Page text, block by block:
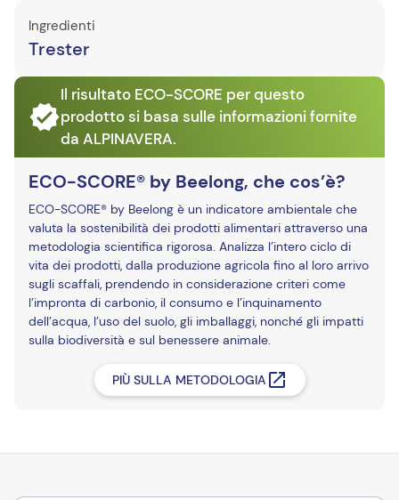
Ingredienti
Trester
Il risultato ECO-SCORE per questo
prodotto si basa sulle informazioni fornite
da ALPINAVERA.
ECO-SCORE® by Beelong, che cos’è?
ECO-SCORE® by Beelong è un indicatore ambientale che
valuta la sostenibilità dei prodotti alimentari attraverso una
metodologia scientifica rigorosa. Analizza l’intero ciclo di
vita dei prodotti, dalla produzione agricola fino al loro arrivo
sugli scaffali, prendendo in considerazione criteri come
l’impronta di carbonio, il consumo e l’inquinamento
dell’acqua, l’uso del suolo, gli imballaggi, nonché gli impatti
sulla biodiversità e sul benessere animale.
PIÙ SULLA METODOLOGIA